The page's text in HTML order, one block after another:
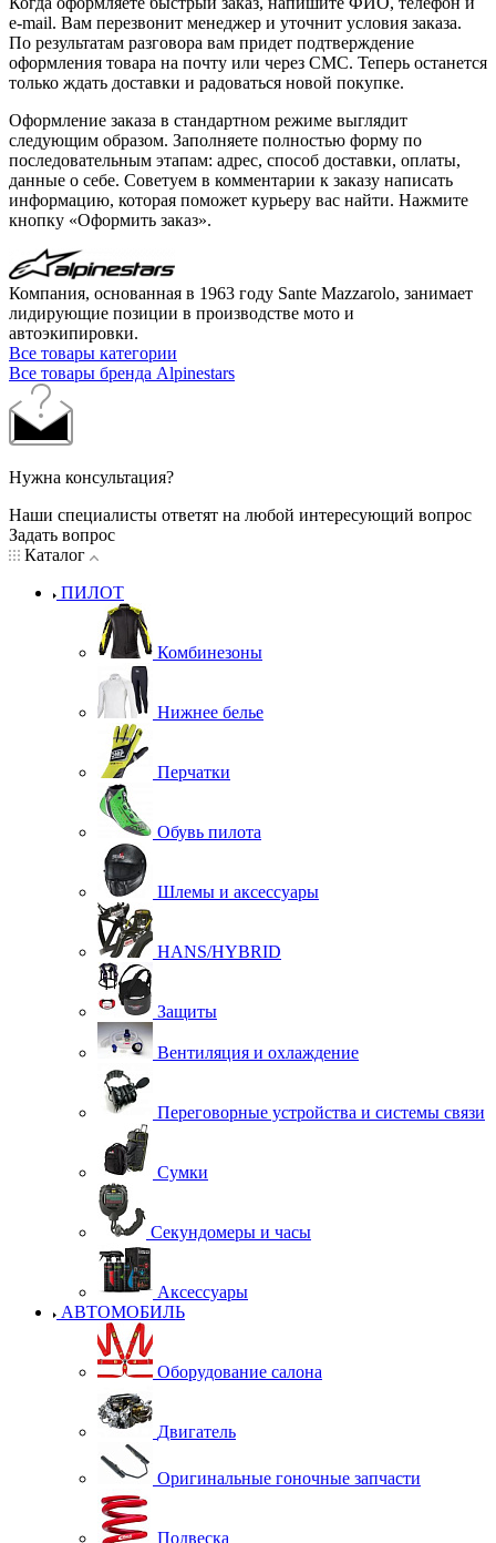
e-mail. Вам перезвонит менеджер и уточнит условия заказа.
По результатам разговора вам придет подтверждение
оформления товара на почту или через СМС. Теперь останется
только ждать доставки и радоваться новой покупке.
Оформление заказа в стандартном режиме выглядит
следующим образом. Заполняете полностью форму по
последовательным этапам: адрес, способ доставки, оплаты,
данные о себе. Советуем в комментарии к заказу написать
информацию, которая поможет курьеру вас найти. Нажмите
кнопку «Оформить заказ».
Компания, основанная в 1963 году Sante Mazzarolo, занимает
лидирующие позиции в производстве мото и
автоэкипировки.
Все товары категории
Все товары бренда Alpinestars
Нужна консультация?
Наши специалисты ответят на любой интересующий вопрос
Задать вопрос
Каталог
ПИЛОТ
Комбинезоны
Нижнее белье
Перчатки
Обувь пилота
Шлемы и аксессуары
HANS/HYBRID
Защиты
Вентиляция и охлаждение
Переговорные устройства и системы связи
Сумки
Секундомеры и часы
Аксессуары
АВТОМОБИЛЬ
Оборудование салона
Двигатель
Оригинальные гоночные запчасти
Подвеска